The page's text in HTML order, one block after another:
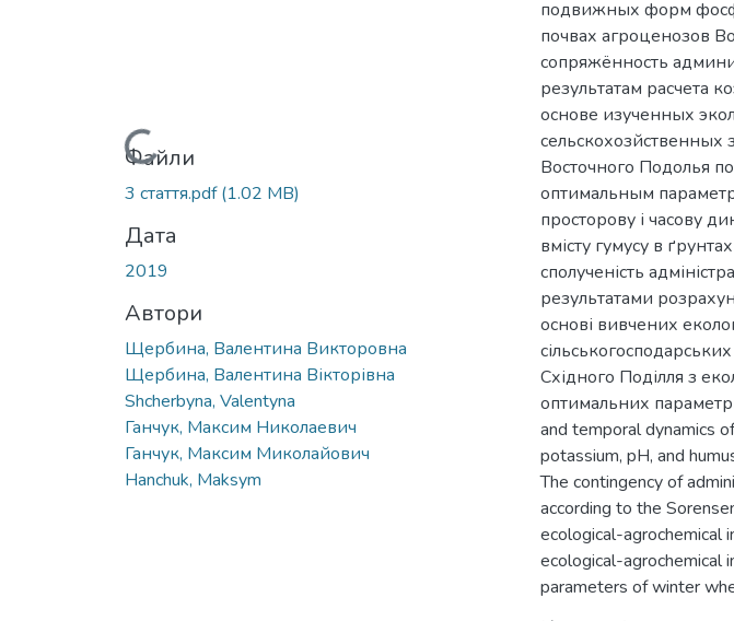
Вантажиться...
Файли
3 стаття.pdf(1.02 MB)
Дата
2019
Автори
Щербина, Валентина Викторовна
Щербина, Валентина Вікторівна
Shcherbyna, Valentyna
Ганчук, Максим Николаевич
Ганчук, Максим Миколайович
Hanchuk, Maksym
подвижных форм
почвах агроценозов
сопряжённость
результатам расчета
основе изученных
сельскохозйственных
Восточного Подолья
оптимальным
просторову і часову
вмісту гумусу в
сполученість
результатами
основі вивчених
Східного Поділля з
оптимальних
and temporal dynamics
potassium, pH, and
The contingency of
according to the
ecological-agrochemical
ecological-agrochemical
parameters of winter